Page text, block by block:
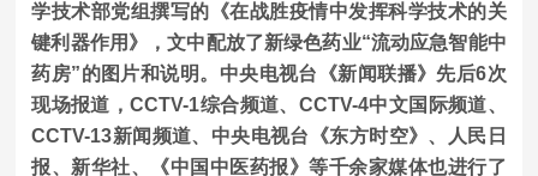
学技术部党组撰写的《在战胜疫情中发挥科学技术的关
键利器作用》，文中配放了新绿色药业“流动应急智能中
药房”的图片和说明。中央电视台《新闻联播》先后6次
现场报道，CCTV-1综合频道、CCTV-4中文国际频道、
CCTV-13新闻频道、中央电视台《东方时空》、人民日
报、新华社、《中国中医药报》等千余家媒体也进行了